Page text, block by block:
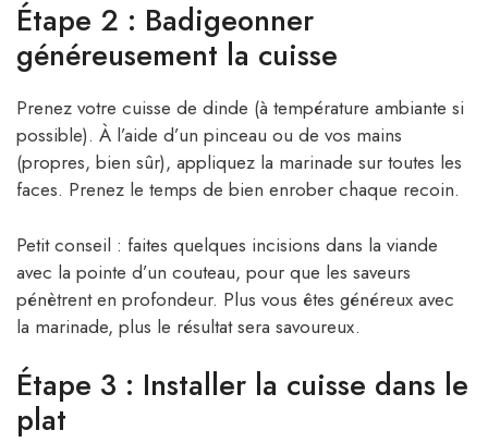
Étape 2 : Badigeonner
généreusement la cuisse
Prenez votre cuisse de dinde (à température ambiante si
possible). À l’aide d’un pinceau ou de vos mains
(propres, bien sûr), appliquez la marinade sur toutes les
faces. Prenez le temps de bien enrober chaque recoin.
Petit conseil : faites quelques incisions dans la viande
avec la pointe d’un couteau, pour que les saveurs
pénètrent en profondeur. Plus vous êtes généreux avec
la marinade, plus le résultat sera savoureux.
Étape 3 : Installer la cuisse dans le
plat